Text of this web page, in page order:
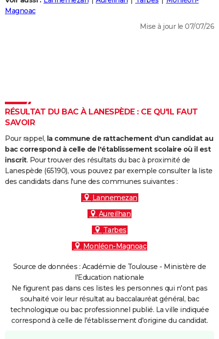
Destinations
City break
Voyage nature
Voyage de noces
Forum
Climat
+
PHOTO
Dictionnaire
Biographies
Citations
Expressions
Proverbes
PROGRAMME TV
S'inscrire
Se connecter
Lycées
Collèges
Primaires
Universités
Entreprises
Service militaire
Avis de recherche
AVIS DE DÉCÈS
FORUM
Magnoac
Mise à jour le 07/07/26
RÉSULTAT DU BAC À LANESPÈDE : CE QU'IL FAUT
SAVOIR
Pour rappel, la commune de rattachement d'un candidat au
bac correspond à celle de l'établissement scolaire où il est
inscrit. Pour trouver des résultats du bac à proximité de
Lanespède (65190), vous pouvez par exemple consulter la liste
des candidats dans l'une des communes suivantes :
Lannemezan
Aureilhan
Tarbes
Monléon-Magnoac
Source de données : Académie de Toulouse - Ministère de
l'Education nationale
Ne figurent pas dans ces listes les personnes qui n'ont pas
souhaité voir leur résultat au baccalauréat général, bac
technologique ou bac professionnel publié. La ville indiquée
correspond à celle de l'établissement d'origine du candidat.